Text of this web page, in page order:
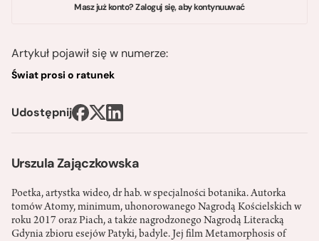
Urszula Zajączkowska
Poetka, artystka wideo, dr hab. w specjalności botanika. Autorka
tomów Atomy, minimum, uhonorowanego Nagrodą Kościelskich w
roku 2017 oraz Piach, a także nagrodzonego Nagrodą Literacką
Gdynia zbioru esejów Patyki, badyle. Jej film Metamorphosis of
Masz już konto? Zaloguj się, aby kontynuuwać
Artykuł pojawił się w numerze:
Świat prosi o ratunek
Udostępnij